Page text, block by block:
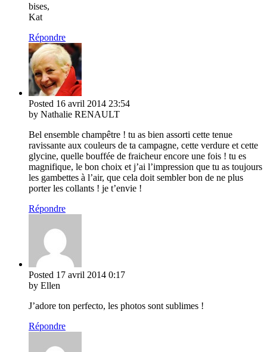
bises,
Kat
Répondre
Posted 16 avril 2014 23:54
by Nathalie RENAULT
Bel ensemble champêtre ! tu as bien assorti cette tenue
ravissante aux couleurs de ta campagne, cette verdure et cette
glycine, quelle bouffée de fraicheur encore une fois ! tu es
magnifique, le bon choix et j’ai l’impression que tu as toujours
les gambettes à l’air, que cela doit sembler bon de ne plus
porter les collants ! je t’envie !
Répondre
Posted 17 avril 2014 0:17
by Ellen
J’adore ton perfecto, les photos sont sublimes !
Répondre